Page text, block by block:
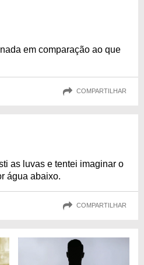
em comparação ao que
COMPARTILHAR
as luvas e tentei imaginar o
água abaixo.
COMPARTILHAR